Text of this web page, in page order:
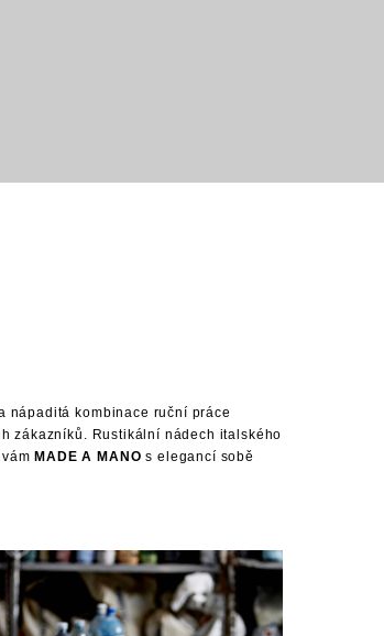
nápaditá kombinace ruční práce
zákazníků. Rustikální nádech italského
MADE A MANO s elegancí sobě